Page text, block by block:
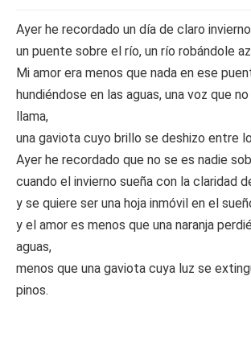
Ayer he recordado un día de claro
un puente sobre el río, un río robándole
Mi amor era menos que nada en ese
hundiéndose en las aguas, una voz que
llama,
una gaviota cuyo brillo se deshizo entre
Ayer he recordado que no se es nadie
cuando el invierno sueña con la claridad
y se quiere ser una hoja inmóvil en el
y el amor es menos que una naranja
aguas,
menos que una gaviota cuya luz se
pinos.